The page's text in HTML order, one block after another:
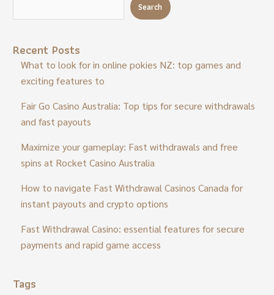
Search
Recent Posts
What to look for in online pokies NZ: top games and
exciting features to
Fair Go Casino Australia: Top tips for secure withdrawals
and fast payouts
Maximize your gameplay: Fast withdrawals and free
spins at Rocket Casino Australia
How to navigate Fast Withdrawal Casinos Canada for
instant payouts and crypto options
Fast Withdrawal Casino: essential features for secure
payments and rapid game access
Tags